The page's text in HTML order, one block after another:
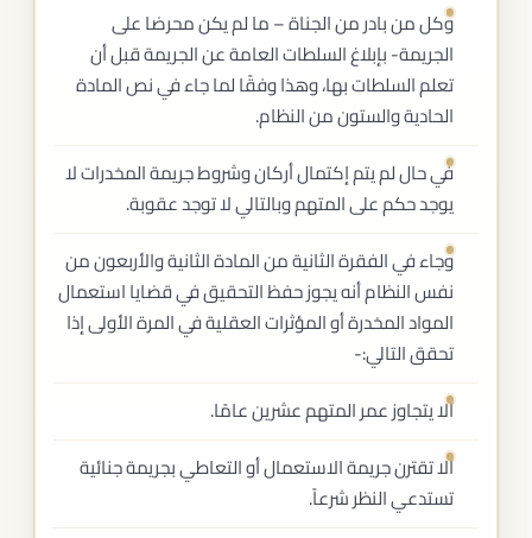
وكل من بادر من الجناة – ما لم يكن محرضا على
الجريمة- بإبلاغ السلطات العامة عن الجريمة قبل أن
تعلم السلطات بها، وهذا وفقًا لما جاء في نص المادة
الحادية والستون من النظام.
في حال لم يتم إكتمال أركان وشروط جريمة المخدرات لا
يوجد حكم على المتهم وبالتالي لا توجد عقوبة.
وجاء في الفقرة الثانية من المادة الثانية والأربعون من
نفس النظام أنه يجوز حفظ التحقيق في قضايا استعمال
المواد المخدرة أو المؤثرات العقلية في المرة الأولى إذا
تحقق التالي:-
ألا يتجاوز عمر المتهم عشرين عامًا.
ألا تقترن جريمة الاستعمال أو التعاطي بجريمة جنائية
تستدعي النظر شرعاً.